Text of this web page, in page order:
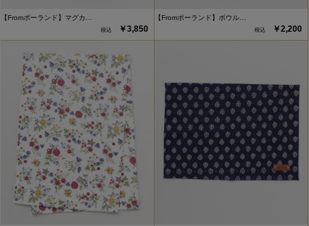
【Fromポーランド】マグカ…
￥3,850
【Fromポーランド】ボウル…
￥2,200